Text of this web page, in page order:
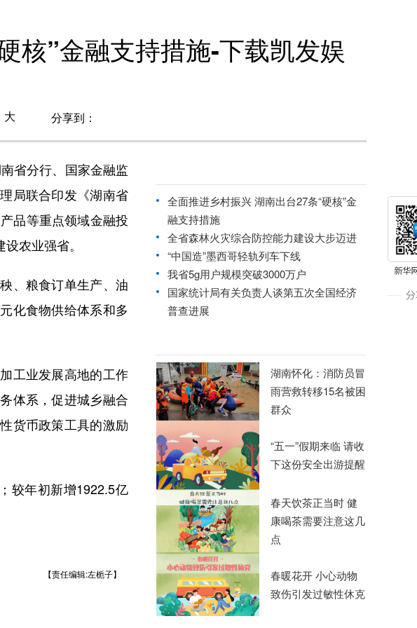
核”金融支持措施-下载凯发娱
大 分享到：
省分行、国家金融监
局联合印发《湖南省
品等重点领域金融投
农业强省。
、粮食订单生产、油
化食物供给体系和多
工业发展高地的工作
体系，促进城乡融合
货币政策工具的激励
较年初新增1922.5亿
【责任编辑:左栀子】
全面推进乡村振兴 湖南出台27条“硬核”金
融支持措施
全省森林火灾综合防控能力建设大步迈进
“中国造”墨西哥轻轨列车下线
我省5g用户规模突破3000万户
国家统计局有关负责人谈第五次全国经济
普查进展
湖南怀化：消防员冒
雨营救转移15名被困
群众
“五一”假期来临 请收
下这份安全出游提醒
春天饮茶正当时 健
康喝茶需要注意这几
点
春暖花开 小心动物
致伤引发过敏性休克